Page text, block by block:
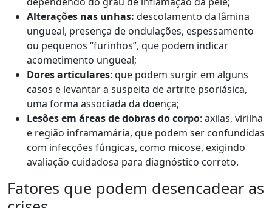
Alterações nas unhas: descolamento da lâmina
ungueal, presença de ondulações, espessamento
ou pequenos “furinhos”, que podem indicar
acometimento ungueal;
Dores articulares: que podem surgir em alguns
casos e levantar a suspeita de artrite psoriásica,
uma forma associada da doença;
Lesões em áreas de dobras do corpo: axilas, virilha
e região inframamária, que podem ser confundidas
com infecções fúngicas, como micose, exigindo
avaliação cuidadosa para diagnóstico correto.
Fatores que podem desencadear as